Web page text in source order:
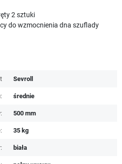
2 sztuki
do wzmocnienia dna szuflady
Sevroll
średnie
500 mm
35 kg
biała